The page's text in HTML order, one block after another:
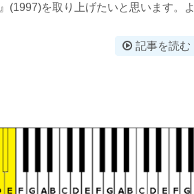
(1997)を取り上げたいと思います。よ
記事を読む